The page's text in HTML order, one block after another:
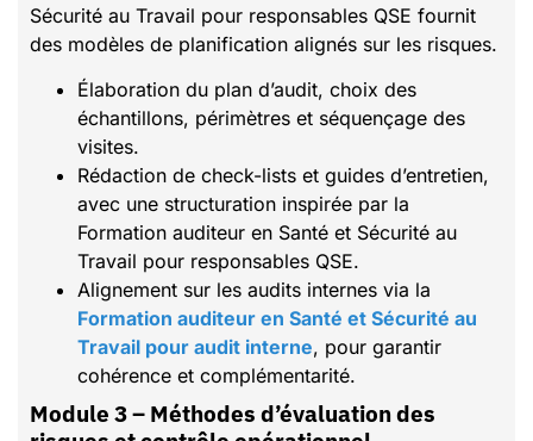
Sécurité au Travail pour responsables QSE fournit
des modèles de planification alignés sur les risques.
Élaboration du plan d’audit, choix des
échantillons, périmètres et séquençage des
visites.
Rédaction de check-lists et guides d’entretien,
avec une structuration inspirée par la
Formation auditeur en Santé et Sécurité au
Travail pour responsables QSE.
Alignement sur les audits internes via la
Formation auditeur en Santé et Sécurité au
Travail pour audit interne, pour garantir
cohérence et complémentarité.
Module 3 – Méthodes d’évaluation des